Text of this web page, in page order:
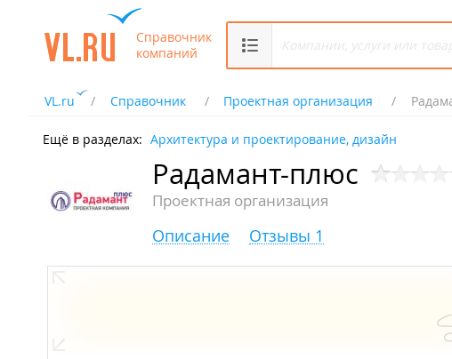
Справочник
компаний
VL.ru Справочник Проектная организация
Ещё в разделах: Архитектура и проектирование, дизайн
Радамант-плюс
Проектная организация
Описание Отзывы 1